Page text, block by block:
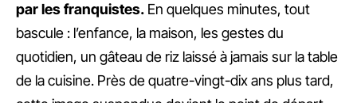
par les franquistes. En quelques minutes, tout
bascule : l’enfance, la maison, les gestes du
quotidien, un gâteau de riz laissé à jamais sur la table
de la cuisine. Près de quatre-vingt-dix ans plus tard,